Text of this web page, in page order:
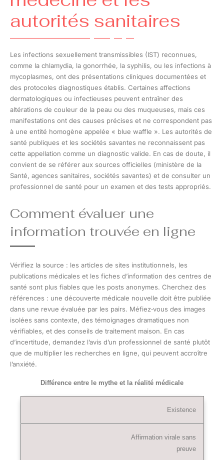
autorités sanitaires
Les infections sexuellement transmissibles (IST) reconnues,
comme la chlamydia, la gonorrhée, la syphilis, ou les infections à
mycoplasmes, ont des présentations cliniques documentées et
des protocoles diagnostiques établis. Certaines affections
dermatologiques ou infectieuses peuvent entraîner des
altérations de couleur de la peau ou des muqueuses, mais ces
manifestations ont des causes précises et ne correspondent pas
à une entité homogène appelée « blue waffle ». Les autorités de
santé publiques et les sociétés savantes ne reconnaissent pas
cette appellation comme un diagnostic valide. En cas de doute, il
convient de se référer aux sources officielles (ministère de la
Santé, agences sanitaires, sociétés savantes) et de consulter un
professionnel de santé pour un examen et des tests appropriés.
Comment évaluer une
information trouvée en ligne
Vérifiez la source : les articles de sites institutionnels, les
publications médicales et les fiches d’information des centres de
santé sont plus fiables que les posts anonymes. Cherchez des
références : une découverte médicale nouvelle doit être publiée
dans une revue évaluée par les pairs. Méfiez‑vous des images
isolées sans contexte, des témoignages dramatiques non
vérifiables, et des conseils de traitement maison. En cas
d’incertitude, demandez l’avis d’un professionnel de santé plutôt
que de multiplier les recherches en ligne, qui peuvent accroître
l’anxiété.
Différence entre le mythe et la réalité médicale
Existence
Affirmation virale sans
preuve